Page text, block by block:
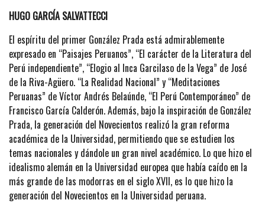
HUGO GARCÍA SALVATTECCI
El espíritu del primer González Prada está admirablemente
expresado en “Paisajes Peruanos”, “El carácter de la Literatura del
Perú independiente”, “Elogio al Inca Garcilaso de la Vega” de José
de la Riva-Agüero. “La Realidad Nacional” y “Meditaciones
Peruanas” de Víctor Andrés Belaúnde, “El Perú Contemporáneo” de
Francisco García Calderón. Además, bajo la inspiración de González
Prada, la generación del Novecientos realizó la gran reforma
académica de la Universidad, permitiendo que se estudien los
temas nacionales y dándole un gran nivel académico. Lo que hizo el
idealismo alemán en la Universidad europea que había caído en la
más grande de las modorras en el siglo XVII, es lo que hizo la
generación del Novecientos en la Universidad peruana.